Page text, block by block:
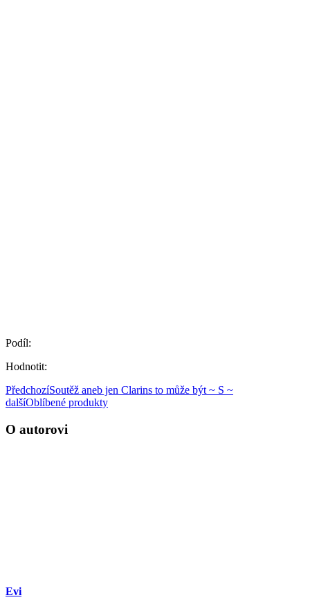
Podíl:
Hodnotit:
PředchozíSoutěž aneb jen Clarins to může být ~ S ~
dalšíOblíbené produkty
O autorovi
Evi